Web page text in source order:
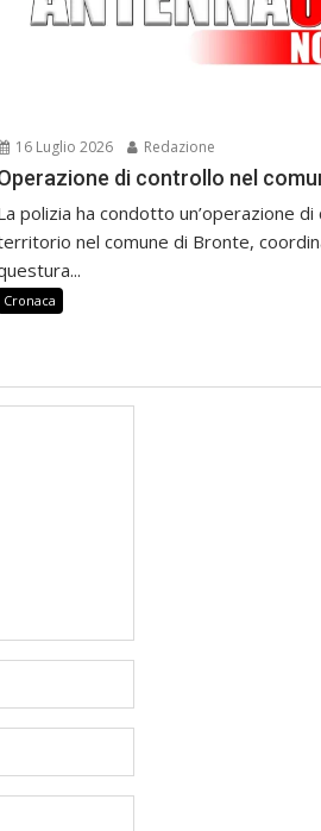
16 Luglio 2026 Redazione
di controllo nel
polizia ha condotto un’operazione
nel comune di Bronte,
Cronaca